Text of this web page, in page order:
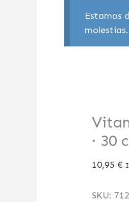
Estamos
molestias.
· 30
10,95 €
SKU: